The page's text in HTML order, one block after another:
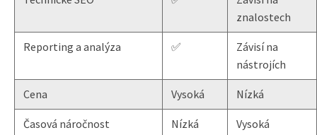
znalostech
Reporting a analýza ✅
Závisí na
nástrojích
Cena Vysoká Nízká
Časová náročnost Nízká Vysoká